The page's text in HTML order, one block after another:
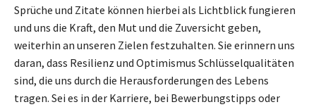
Sprüche und Zitate können hierbei als Lichtblick fungieren
und uns die Kraft, den Mut und die Zuversicht geben,
weiterhin an unseren Zielen festzuhalten. Sie erinnern uns
daran, dass Resilienz und Optimismus Schlüsselqualitäten
sind, die uns durch die Herausforderungen des Lebens
tragen. Sei es in der Karriere, bei Bewerbungstipps oder